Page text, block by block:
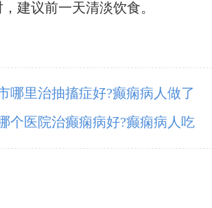
建议前一天清淡饮食。
哪里治抽搐症好?癫痫病人做了
护理?
个医院治癫痫病好?癫痫病人吃